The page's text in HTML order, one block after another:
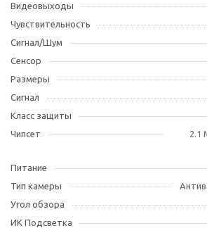
Видеовыходы
Чувствительность
Сигнал/Шум
Сенсор
Размеры
Сигнал
Класс защиты
Чипсет
2.1
Питание
Тип камеры
Угол обзора
ИК Подсветка